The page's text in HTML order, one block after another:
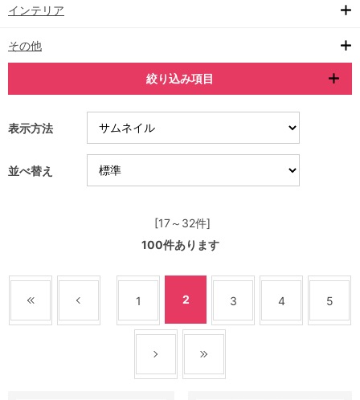
インテリア
その他
絞り込み項目
表示方法
並べ替え
[17～32件]
100件あります
1 2 3 4 5